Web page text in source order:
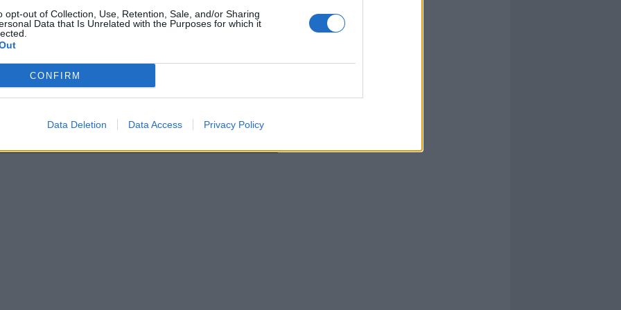
opt-out of Collection, Use, Retention, Sale, and/or Sharing
Data that Is Unrelated with the Purposes for which it
CONFIRM
Data Deletion Data Access Privacy Policy
abusi". Un appello raccolto pure dalla
Movimento 5 Stelle, Paola Nugnes, che
suo account Facebook. Intanto però è
caccia al sostituto. Fra i papabili
anche se, dice Raggi ai cronisti
a riguardo. "Montini lavora già con